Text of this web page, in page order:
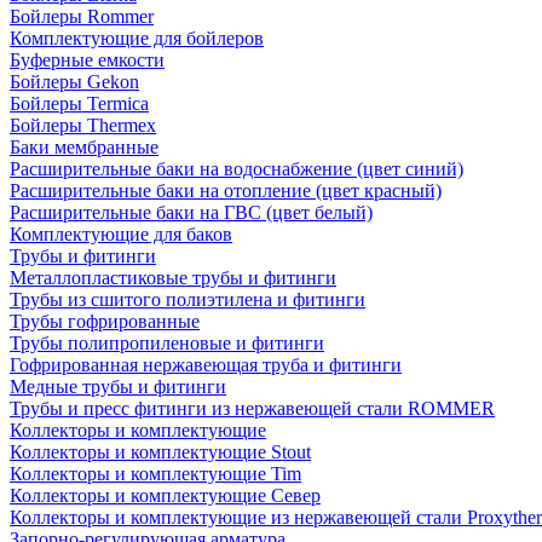
Бойлеры Rommer
Комплектующие для бойлеров
Буферные емкости
Бойлеры Gekon
Бойлеры Termica
Бойлеры Thermex
Баки мембранные
Расширительные баки на водоснабжение (цвет синий)
Расширительные баки на отопление (цвет красный)
Расширительные баки на ГВС (цвет белый)
Комплектующие для баков
Трубы и фитинги
Металлопластиковые трубы и фитинги
Трубы из сшитого полиэтилена и фитинги
Трубы гофрированные
Трубы полипропиленовые и фитинги
Гофрированная нержавеющая труба и фитинги
Медные трубы и фитинги
Трубы и пресс фитинги из нержавеющей стали ROMMER
Коллекторы и комплектующие
Коллекторы и комплектующие Stout
Коллекторы и комплектующие Tim
Коллекторы и комплектующие Север
Коллекторы и комплектующие из нержавеющей стали